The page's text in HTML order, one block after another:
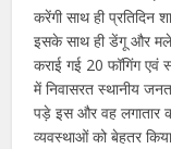
करेंगी साथ ही प्रतिदिन
इसके साथ ही डेंगू और
कराई गई 20 फॉगिंग एवं
में निवासरत स्थानीय
पड़े इस और वह लगातार
व्यवस्थाओं को बेहतर